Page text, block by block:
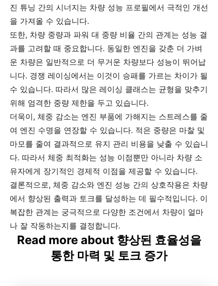
진 튜닝 간의 시너지는 차량 성능 프로필에서 극적인 개선
을 가져올 수 있습니다.
또한, 차량 중량과 파워 대 중량 비율 간의 관계는 성능 결
과를 고려할 때 중요합니다. 동일한 엔진을 갖춘 더 가벼
운 차량은 일반적으로 더 무거운 차량보다 성능이 뛰어납
니다. 경쟁 레이싱에서는 이것이 승패를 가르는 차이가 될
수 있습니다. 따라서 많은 레이싱 클래스는 균형을 맞추기
위해 엄격한 중량 제한을 두고 있습니다.
더욱이, 체중 감소는 엔진 부품에 가해지는 스트레스를 줄
여 엔진 수명을 연장할 수 있습니다. 적은 중량은 마찰 및
마모를 줄여 결과적으로 유지 관리 비용을 낮출 수 있습니
다. 따라서 체중 최적화는 성능 이점뿐만 아니라 차량 소
유자에게 장기적인 경제적 이점을 제공할 수 있습니다.
결론적으로, 체중 감소와 엔진 성능 간의 상호작용은 차량
에서 향상된 출력과 토크를 달성하는 데 필수적입니다. 이
복잡한 관계는 궁극적으로 다양한 조건에서 차량이 얼마
나 잘 작동하는지를 결정합니다.
Read more about 향상된 효율성을
통한 마력 및 토크 증가